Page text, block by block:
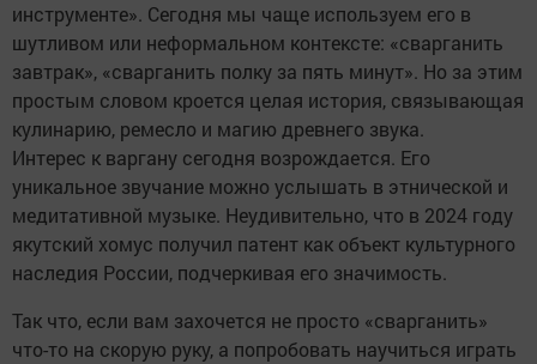
инструменте». Сегодня мы чаще используем его в
шутливом или неформальном контексте: «сварганить
завтрак», «сварганить полку за пять минут». Но за этим
простым словом кроется целая история, связывающая
кулинарию, ремесло и магию древнего звука.
Интерес к варгану сегодня возрождается. Его
уникальное звучание можно услышать в этнической и
медитативной музыке. Неудивительно, что в 2024 году
якутский хомус получил патент как объект культурного
наследия России, подчеркивая его значимость.
Так что, если вам захочется не просто «сварганить»
что-то на скорую руку, а попробовать научиться играть